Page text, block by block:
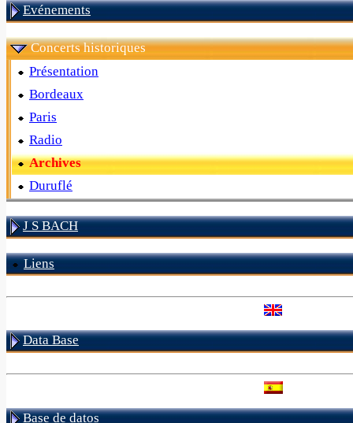
Evénements
Concerts historiques
Présentation
Bordeaux
Paris
Radio
Archives
Duruflé
J S BACH
Liens
Data Base
Base de datos